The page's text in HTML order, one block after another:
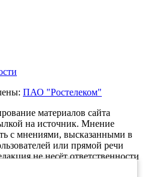
ПАО "Ростелеком"
материалов сайта
на источник. Мнение
с мнениями, высказанными в
или прямой речи
не несёт ответственности